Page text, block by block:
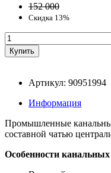
152 000
Скидка 13%
Артикул: 90951994
Информация
Промышленные
составной чатью
Особенности